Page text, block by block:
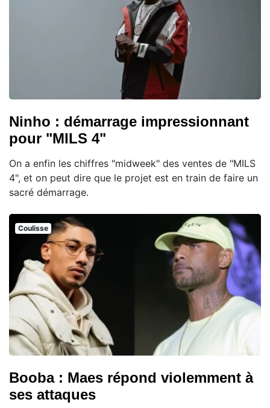
Ninho : démarrage impressionnant
pour "MILS 4"
On a enfin les chiffres "midweek" des ventes de "MILS
4", et on peut dire que le projet est en train de faire un
sacré démarrage.
Coulisse
Booba : Maes répond violemment à
ses attaques